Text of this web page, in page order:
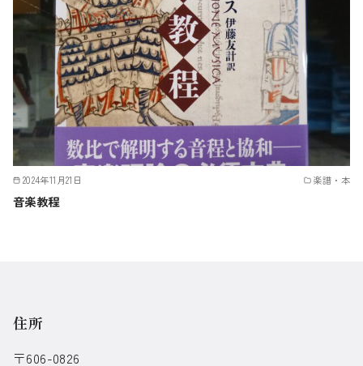
2024年11月21日 楽譜・本
音楽教程
住所
〒606-0826